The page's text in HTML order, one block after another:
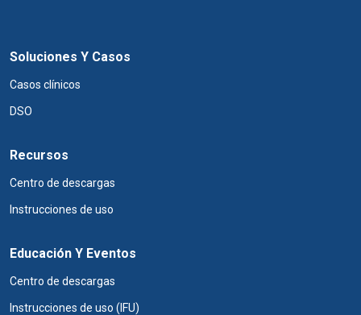
Soluciones Y Casos
Casos clínicos
DSO
Recursos
Centro de descargas
Instrucciones de uso
Educación Y Eventos
Centro de descargas
Instrucciones de uso (IFU)